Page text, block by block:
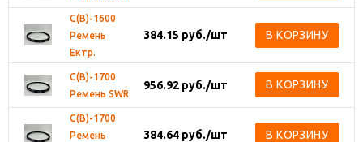
С(В)-1600
Ремень
Ектр.
384.15 руб./шт В КОРЗИНУ
С(В)-1700
Ремень SWR
956.92 руб./шт В КОРЗИНУ
С(В)-1700
Ремень
384.64 руб./шт В КОРЗИНУ